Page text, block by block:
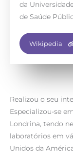
da
de Saúde
Wikipedia
Realizou o seu
Especializou-se
Londrina, tendo
laboratórios em
Unidos da